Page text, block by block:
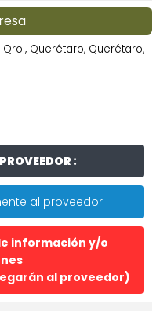
Qro., Querétaro, Querétaro,
:
al proveedor
información y/o
al proveedor)